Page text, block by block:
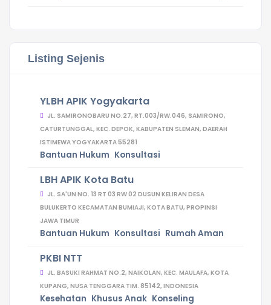
Listing Sejenis
YLBH APIK Yogyakarta
JL. SAMIRONOBARU NO.27, RT.003/RW.046, SAMIRONO,
CATURTUNGGAL, KEC. DEPOK, KABUPATEN SLEMAN, DAERAH
ISTIMEWA YOGYAKARTA 55281
Bantuan Hukum Konsultasi
LBH APIK Kota Batu
JL. SA'UN NO. 13 RT 03 RW 02 DUSUN KELIRAN DESA
BULUKERTO KECAMATAN BUMIAJI, KOTA BATU, PROPINSI
JAWA TIMUR
Bantuan Hukum Konsultasi Rumah Aman
PKBI NTT
JL. BASUKI RAHMAT NO.2, NAIKOLAN, KEC. MAULAFA, KOTA
KUPANG, NUSA TENGGARA TIM. 85142, INDONESIA
Kesehatan Khusus Anak Konseling